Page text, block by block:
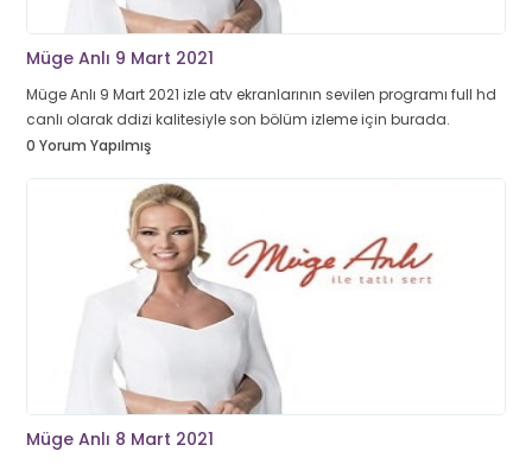
Müge Anlı 9 Mart 2021
Müge Anlı 9 Mart 2021 izle atv ekranlarının sevilen programı full hd
canlı olarak ddizi kalitesiyle son bölüm izleme için burada.
0 Yorum Yapılmış
Müge Anlı 8 Mart 2021